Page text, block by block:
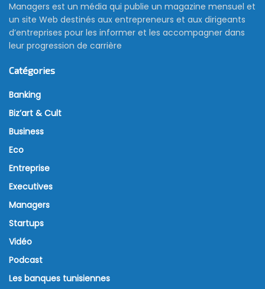
Managers est un média qui publie un magazine mensuel et
un site Web destinés aux entrepreneurs et aux dirigeants
d’entreprises pour les informer et les accompagner dans
leur progression de carrière
Catégories
Banking
Biz’art & Cult
Business
Eco
Entreprise
Executives
Managers
Startups
Vidéo
Podcast
Les banques tunisiennes